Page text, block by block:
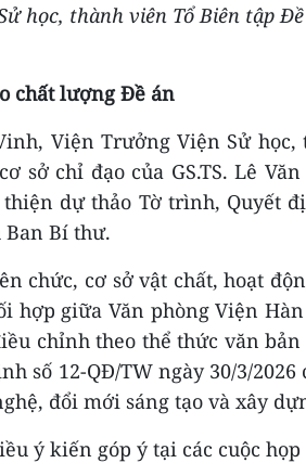
học, thành viên Tổ Biên tập
chất lượng Đề án
Viện Trưởng Viện Sử
sở chỉ đạo của GS.TS.Lê
dự thảo Tờ trình, Quyết
Bí thư.
chức, cơ sở vật chất, hoạt
giữa Văn phòng Viện
chỉnh theo thể thức văn
số 12-QĐ/TW ngày 30/3/
đổi mới sáng tạo và xây
ý kiến góp ý tại các cuộc